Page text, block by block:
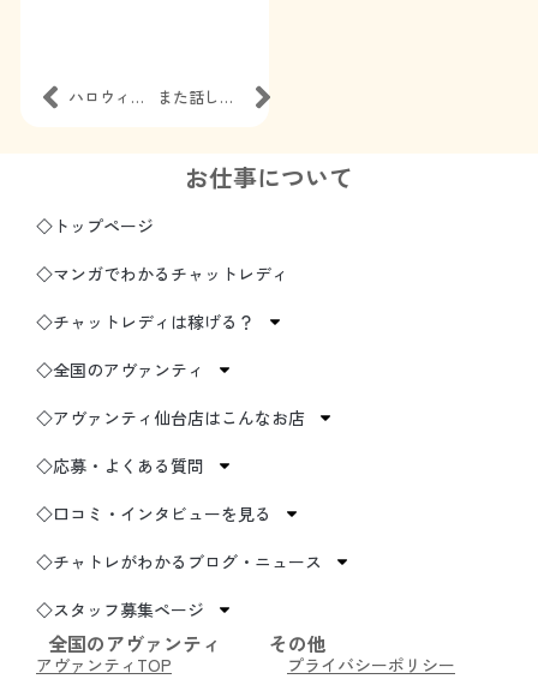
ハロウィン当選ラッシュ また話したくなる
お仕事について
◇トップページ
◇マンガでわかるチャットレディ
◇チャットレディは稼げる？
◇全国のアヴァンティ
◇アヴァンティ仙台店はこんなお店
◇応募・よくある質問
◇口コミ・インタビューを見る
◇チャトレがわかるブログ・ニュース
◇スタッフ募集ページ
全国のアヴァンティ
アヴァンティTOP
その他
プライバシーポリシー